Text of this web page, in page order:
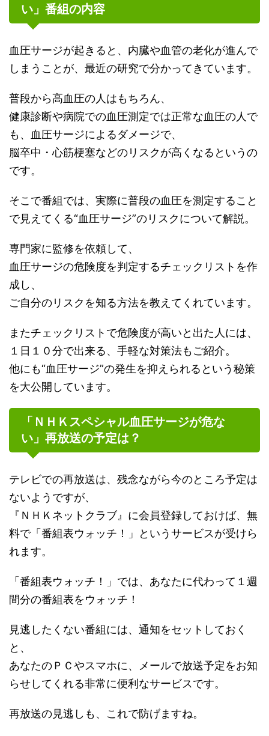
い」番組の内容
血圧サージが起きると、内臓や血管の老化が進んで
しまうことが、最近の研究で分かってきています。
普段から高血圧の人はもちろん、
健康診断や病院での血圧測定では正常な血圧の人で
も、血圧サージによるダメージで、
脳卒中・心筋梗塞などのリスクが高くなるというの
です。
そこで番組では、実際に普段の血圧を測定すること
で見えてくる“血圧サージ”のリスクについて解説。
専門家に監修を依頼して、
血圧サージの危険度を判定するチェックリストを作
成し、
ご自分のリスクを知る方法を教えてくれています。
またチェックリストで危険度が高いと出た人には、
１日１０分で出来る、手軽な対策法もご紹介。
他にも“血圧サージ”の発生を抑えられるという秘策
を大公開しています。
「ＮＨＫスペシャル血圧サージが危な
い」再放送の予定は？
テレビでの再放送は、残念ながら今のところ予定は
ないようですが、
『ＮＨＫネットクラブ』に会員登録しておけば、無
料で「番組表ウォッチ！」というサービスが受けら
れます。
「番組表ウォッチ！」では、あなたに代わって１週
間分の番組表をウォッチ！
見逃したくない番組には、通知をセットしておく
と、
あなたのＰＣやスマホに、メールで放送予定をお知
らせしてくれる非常に便利なサービスです。
再放送の見逃しも、これで防げますね。